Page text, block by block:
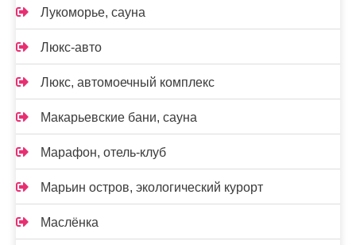
Лукоморье, сауна
Люкс-авто
Люкс, автомоечный комплекс
Макарьевские бани, сауна
Марафон, отель-клуб
Марьин остров, экологический курорт
Маслёнка